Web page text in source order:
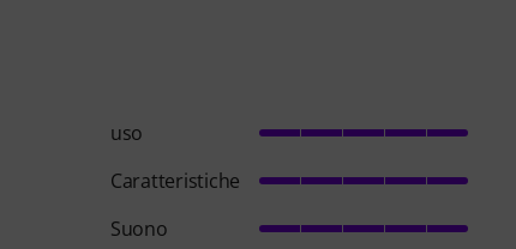
uso
Caratteristiche
Suono